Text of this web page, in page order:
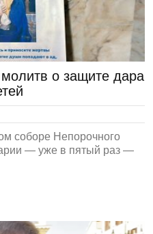
о защите дара
соборе Непорочного
— уже в пятый раз —